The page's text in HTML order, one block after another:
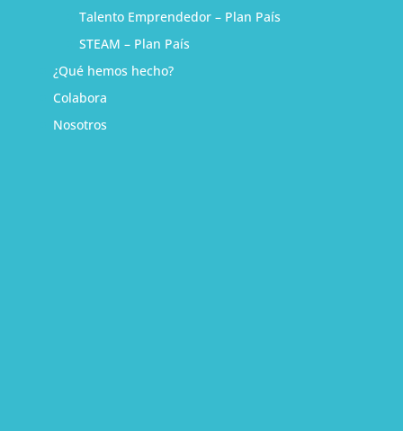
Talento Emprendedor – Plan País
STEAM – Plan País
¿Qué hemos hecho?
Colabora
Nosotros